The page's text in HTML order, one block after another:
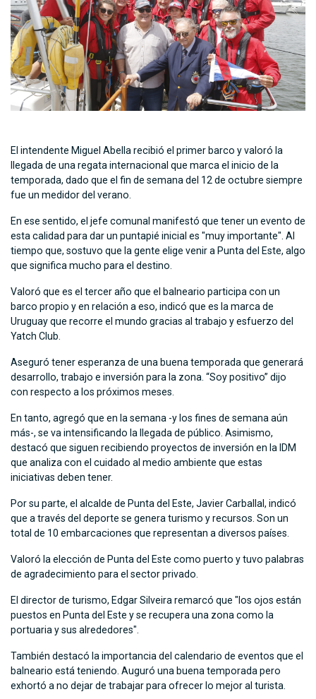
El intendente Miguel Abella recibió el primer barco y valoró la
llegada de una regata internacional que marca el inicio de la
temporada, dado que el fin de semana del 12 de octubre siempre
fue un medidor del verano.
En ese sentido, el jefe comunal manifestó que tener un evento de
esta calidad para dar un puntapié inicial es "muy importante". Al
tiempo que, sostuvo que la gente elige venir a Punta del Este, algo
que significa mucho para el destino.
Valoró que es el tercer año que el balneario participa con un
barco propio y en relación a eso, indicó que es la marca de
Uruguay que recorre el mundo gracias al trabajo y esfuerzo del
Yatch Club.
Aseguró tener esperanza de una buena temporada que generará
desarrollo, trabajo e inversión para la zona. “Soy positivo” dijo
con respecto a los próximos meses.
En tanto, agregó que en la semana -y los fines de semana aún
más-, se va intensificando la llegada de público. Asimismo,
destacó que siguen recibiendo proyectos de inversión en la IDM
que analiza con el cuidado al medio ambiente que estas
iniciativas deben tener.
Por su parte, el alcalde de Punta del Este, Javier Carballal, indicó
que a través del deporte se genera turismo y recursos. Son un
total de 10 embarcaciones que representan a diversos países.
Valoró la elección de Punta del Este como puerto y tuvo palabras
de agradecimiento para el sector privado.
El director de turismo, Edgar Silveira remarcó que "los ojos están
puestos en Punta del Este y se recupera una zona como la
portuaria y sus alrededores".
También destacó la importancia del calendario de eventos que el
balneario está teniendo. Auguró una buena temporada pero
exhortó a no dejar de trabajar para ofrecer lo mejor al turista.